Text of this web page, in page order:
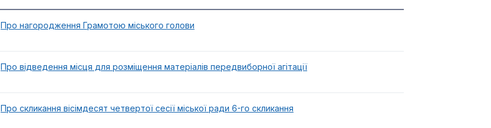
Про нагородження Грамотою міського голови
Про відведення місця для розміщення матеріалів передвиборної агітації
Про скликання вісімдесят четвертої сесії міської ради 6-го скликання